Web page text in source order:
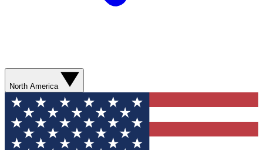
North America